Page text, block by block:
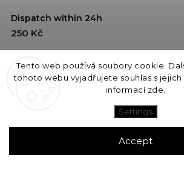
Tento web používá soubory cookie.
tohoto webu vyjadřujete souhlas s jejich
informací zde
Settings
Accept
Dispatch within 24h
250 Kč